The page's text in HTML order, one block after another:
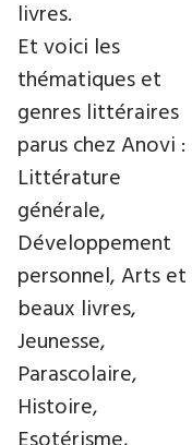
livres.
Et voici les
thématiques et
genres littéraires
parus chez Anovi :
Littérature
générale,
Développement
personnel, Arts et
beaux livres,
Jeunesse,
Parascolaire,
Histoire,